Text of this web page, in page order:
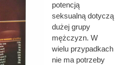
potencją
seksualną dotyczą
dużej grupy
mężczyzn. W
wielu przypadkach
nie ma potrzeby